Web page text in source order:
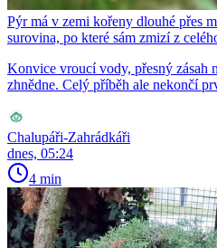
Pýr má v zemi kořeny dlouhé přes
surovina, po které sám zmizí z
Konvice vroucí vody, přesný zásah
zhnědne. Celý příběh ale nekončí
Chalupáři-Zahrádkáři
dnes, 05:24
4 min